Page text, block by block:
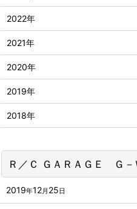
Ｒ／Ｃ ＧＡＲＡＧＥ Ｇ－
2019年12月 25日
2022年
2021年
2020年
2019年
2018年